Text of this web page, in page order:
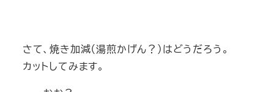
さて、焼き加減（湯煎かげん？）はどうだろう。
カットしてみます。